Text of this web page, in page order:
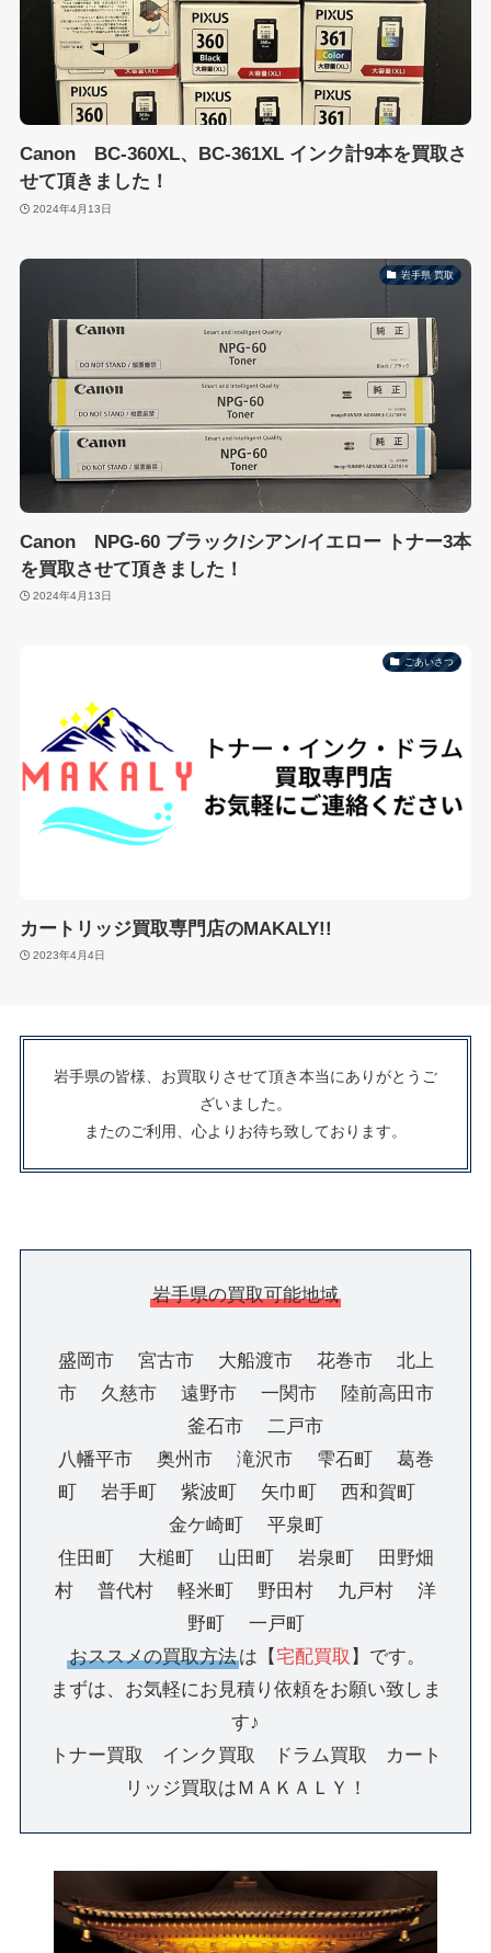
Canon BC-360XL、BC-361XL インク計9本を買取さ
せて頂きました！
2024年4月13日
岩手県 買取
Canon NPG-60 ブラック/シアン/イエロー トナー3本
を買取させて頂きました！
2024年4月13日
ごあいさつ
カートリッジ買取専門店のMAKALY!!
2023年4月4日
岩手県の皆様、お買取りさせて頂き本当にありがとうご
ざいました。
またのご利用、心よりお待ち致しております。
岩手県の買取可能地域
盛岡市 宮古市 大船渡市 花巻市 北上
市 久慈市 遠野市 一関市 陸前高田市
釜石市 二戸市
八幡平市 奥州市 滝沢市 雫石町 葛巻
町 岩手町 紫波町 矢巾町 西和賀町
金ケ崎町 平泉町
住田町 大槌町 山田町 岩泉町 田野畑
村 普代村 軽米町 野田村 九戸村 洋
野町 一戸町
おススメの買取方法は【宅配買取 】です。
まずは、お気軽にお見積り依頼をお願い致しま
す♪
トナー買取 インク買取 ドラム買取 カート
リッジ買取はＭＡＫＡＬＹ！